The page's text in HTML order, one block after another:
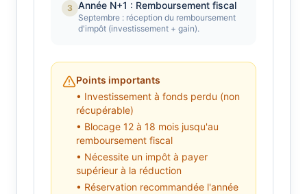
3 Année N+1 : Remboursement fiscal
Septembre : réception du remboursement
d'impôt (investissement + gain).
Points importants
• Investissement à fonds perdu (non
récupérable)
• Blocage 12 à 18 mois jusqu'au
remboursement fiscal
• Nécessite un impôt à payer
supérieur à la réduction
• Réservation recommandée l'année